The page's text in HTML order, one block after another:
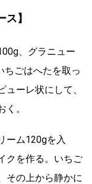
】
、グラニュー
ちごはへたを取っ
ーレ状にして、
。
ーム120gを入
クを作る。いちご
その上から静かに